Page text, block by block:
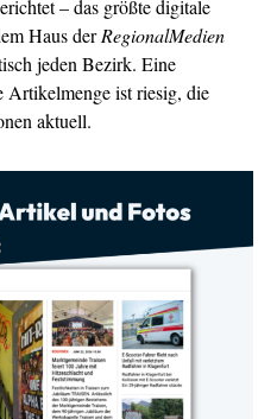
– das größte digitale
Haus derRegionalMedien
jeden Bezirk. Eine
ist riesig, die
aktuell.